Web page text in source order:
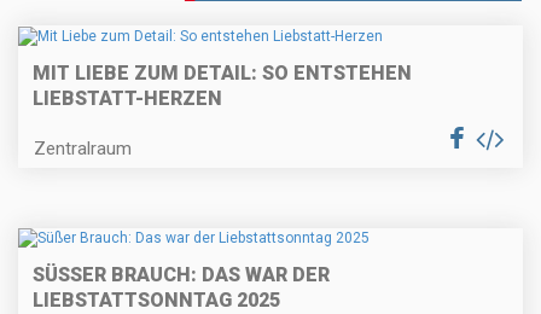
MIT LIEBE ZUM DETAIL: SO ENTSTEHEN
LIEBSTATT-HERZEN
Zentralraum
SÜSSER BRAUCH: DAS WAR DER L
IEBSTATTSONNTAG 2025